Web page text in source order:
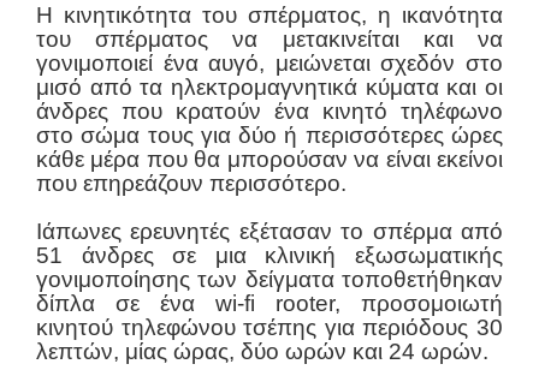
Η κινητικότητα του σπέρματος, η ικανότητα
του σπέρματος να μετακινείται και να
γονιμοποιεί ένα αυγό, μειώνεται σχεδόν στο
μισό από τα ηλεκτρομαγνητικά κύματα και οι
άνδρες που κρατούν ένα κινητό τηλέφωνο
στο σώμα τους για δύο ή περισσότερες ώρες
κάθε μέρα που θα μπορούσαν να είναι εκείνοι
που επηρεάζουν περισσότερο.
Ιάπωνες ερευνητές εξέτασαν το σπέρμα από
51 άνδρες σε μια κλινική εξωσωματικής
γονιμοποίησης των δείγματα τοποθετήθηκαν
δίπλα σε ένα wi-fi rooter, προσομοιωτή
κινητού τηλεφώνου τσέπης για περιόδους 30
λεπτών, μίας ώρας, δύο ωρών και 24 ωρών.